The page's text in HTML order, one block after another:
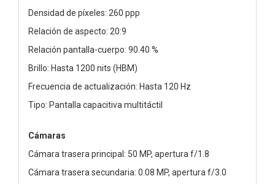
Densidad de píxeles: 260 ppp
Relación de aspecto: 20:9
Relación pantalla-cuerpo: 90.40 %
Brillo: Hasta 1200 nits (HBM)
Frecuencia de actualización: Hasta 120 Hz
Tipo: Pantalla capacitiva multitáctil
Cámaras
Cámara trasera principal: 50 MP, apertura f/1.8
Cámara trasera secundaria: 0.08 MP, apertura f/3.0